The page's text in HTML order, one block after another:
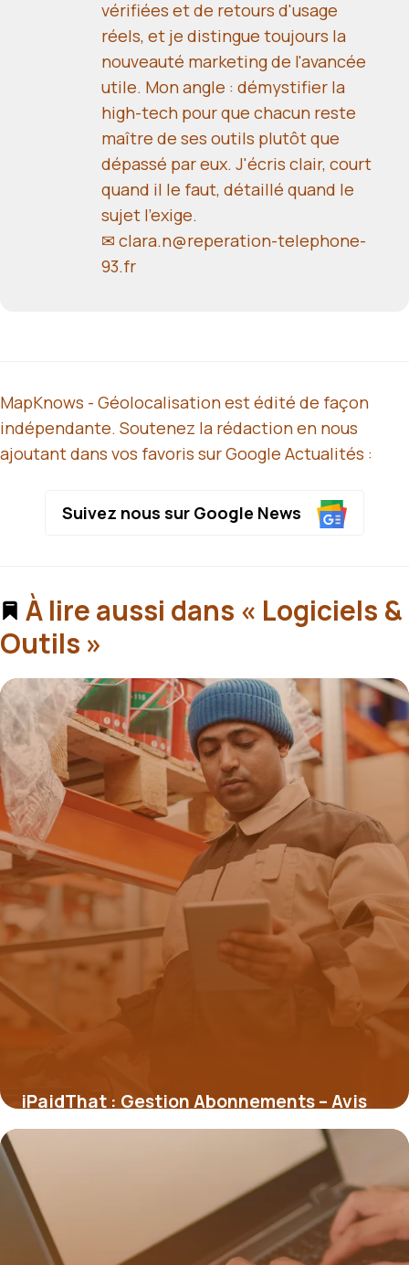
vérifiées et de retours d'usage
réels, et je distingue toujours la
nouveauté marketing de l'avancée
utile. Mon angle : démystifier la
high-tech pour que chacun reste
maître de ses outils plutôt que
dépassé par eux. J'écris clair, court
quand il le faut, détaillé quand le
sujet l'exige.
✉ clara.n@reperation-telephone-
93.fr
MapKnows - Géolocalisation est édité de façon
indépendante. Soutenez la rédaction en nous
ajoutant dans vos favoris sur Google Actualités :
Suivez nous sur Google News
À lire aussi dans « Logiciels &
Outils »
iPaidThat : Gestion Abonnements – Avis
2026
4 juillet 2026